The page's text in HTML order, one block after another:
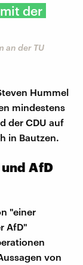
der
an der TU
Hummel
mindestens
der CDU auf
in Bautzen.
AfD
"einer
AfD"
von